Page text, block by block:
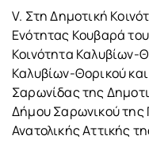
V. Στη Δημοτική
Ενότητας Κουβαρά
Κοινότητα Καλυβίων-
Καλυβίων-Θορικού
Σαρωνίδας της
Δήμου Σαρωνικού της
Ανατολικής Αττικής